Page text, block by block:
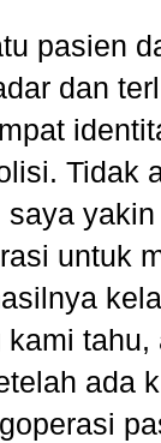
pasien
dan
Tidak
untuk
ada